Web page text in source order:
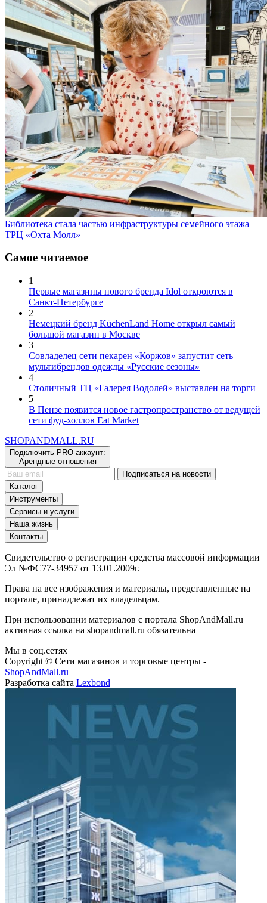
Библиотека стала частью инфраструктуры семейного этажа
ТРЦ «Охта Молл»
Самое читаемое
1
Первые магазины нового бренда Idol откроются в
Санкт-Петербурге
2
Немецкий бренд KüchenLand Home открыл самый
большой магазин в Москве
3
Совладелец сети пекарен «Коржов» запустит сеть
мультибрендов одежды «Русские сезоны»
4
Столичный ТЦ «Галерея Водолей» выставлен на торги
5
В Пензе появится новое гастропространство от ведущей
сети фуд-холлов Eat Market
SHOPANDMALL.RU
Подключить PRO-аккаунт:
Арендные отношения
Подписаться на новости
Каталог
Инструменты
Сервисы и услуги
Наша жизнь
Контакты
Свидетельство о регистрации средства массовой информации
Эл №ФС77-34957 от 13.01.2009г.
Права на все изображения и материалы, представленные на
портале, принадлежат их владельцам.
При использовании материалов с портала ShopAndMall.ru
активная ссылка на shopandmall.ru обязательна
Мы в соц.сетях
Copyright © Сети магазинов и торговые центры -
ShopAndMall.ru
Разработка сайтаLexbond